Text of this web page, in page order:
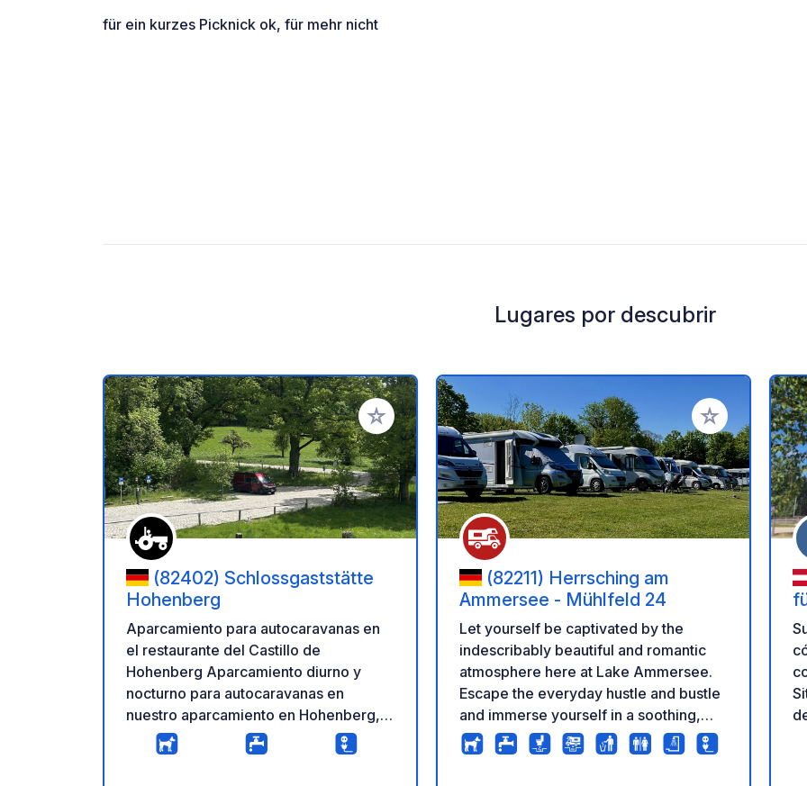
für ein kurzes Picknick ok, für mehr nicht
Lugares por descubrir
Añadir a tus favoritos
(82402) Schlossgaststätte
Hohenberg
Aparcamiento para autocaravanas en
el restaurante del Castillo de
Hohenberg Aparcamiento diurno y
nocturno para autocaravanas en
nuestro aparcamiento en Hohenberg,
cerca de Seeshaupt. Ubicado
directamente en la carretera, es ideal
Añadir a tus
(82211) Herrsching am
Ammersee - Mühlfeld 24
Let yourself be captivated by the
indescribably beautiful and romantic
atmosphere here at Lake Ammersee.
Escape the everyday hustle and bustle
and immerse yourself in a soothing,
tranquil idyll on the southern edge of
Herrsching. We look forward to